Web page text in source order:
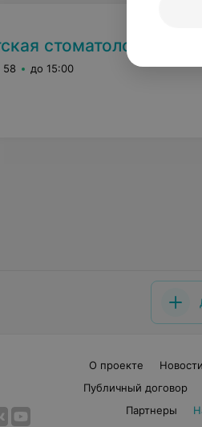
58 до 15:00
О проекте
Публичный договор
Партнеры